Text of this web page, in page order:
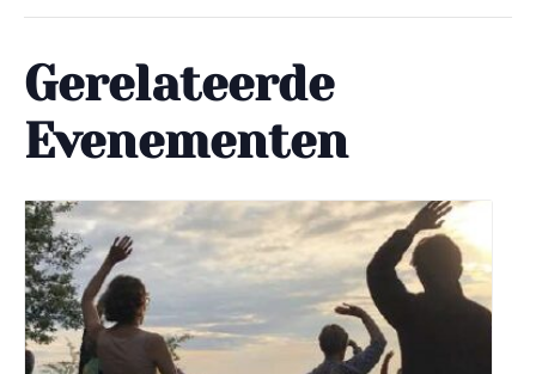
Gerelateerde
Evenementen